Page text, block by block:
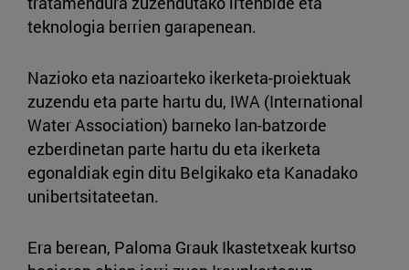
teknologia berrien garapenean.
Nazioko eta nazioarteko ikerketa-proiektuak
zuzendu eta parte hartu du, IWA (International
Water Association) barneko lan-batzorde
ezberdinetan parte hartu du eta ikerketa
egonaldiak egin ditu Belgikako eta Kanadako
unibertsitateetan.
Era berean, Paloma Grauk Ikastetxeak kurtso